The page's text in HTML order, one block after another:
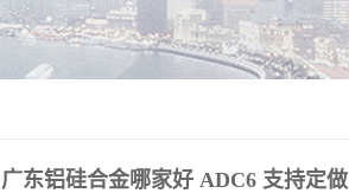
广东铝硅合金哪家好 ADC6 支持定做